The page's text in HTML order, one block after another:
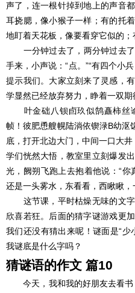
声了，连一根针掉到地上的声音
耳挠腮，像小猴子一样；有的托
地盯着天花板，像要看穿它似的
一分钟过去了，两分钟过去
手来，小声说：“点。”“有四个小
提示我们。大家立刻来了灵感，
学显然已经放弃努力，睁着一双期
叶金础八钡卣玖似鹄矗柿丝
帧！彼肥恿艘幌陆淌依锲渌В幼沤
底，打开北边大门，中间一口大井
学们恍然大悟，教室里立刻爆发
光，阙朔飞跑上去抱着他说：“你
还是一头雾水，东看看，西瞅瞅，
这节课，平时枯燥无味的文字
欣喜若狂。后面的猜字谜游戏更
我们还没有猜出来呢！谜面是“
我谜底是什么字吗？
猜谜语的作文 篇10
今天，我和我的好朋友去看书